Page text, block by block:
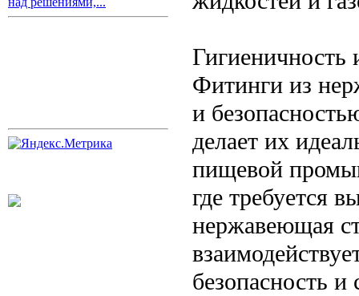
Гигиеничность
Фитинги из
и
делает их
пищевой
где требуется
нержавеющая
безопасность